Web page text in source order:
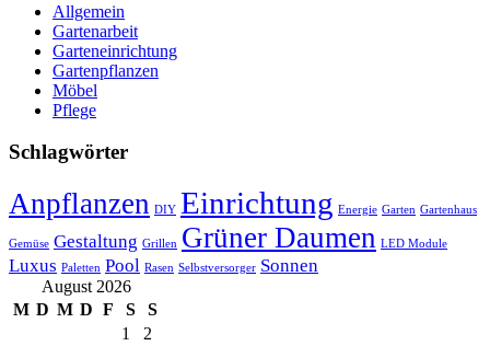
Allgemein
Gartenarbeit
Garteneinrichtung
Gartenpflanzen
Möbel
Pflege
Schlagwörter
Anpflanzen DIY Einrichtung Energie Garten Gartenhaus
Gemüse Gestaltung Grillen Grüner Daumen LED Module
Luxus Paletten Pool Rasen Selbstversorger Sonnen
August 2026
M D M D F S
S
1
2